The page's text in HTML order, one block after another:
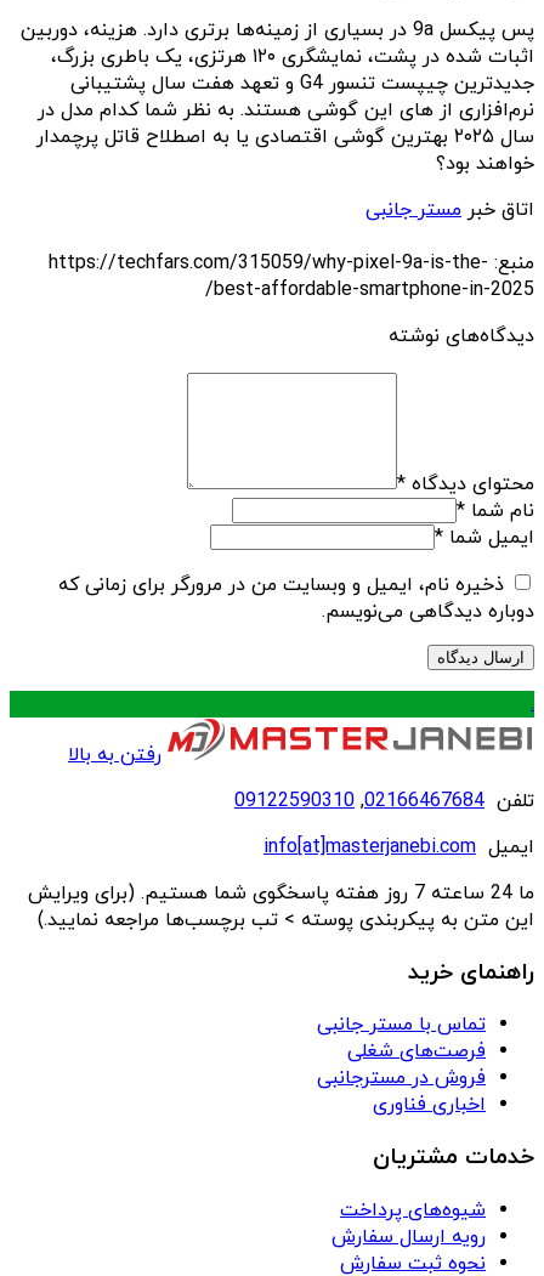
پس پیکسل 9a در بسیاری از زمینه‌ها برتری دارد. هزینه، دوربین
اثبات شده در پشت، نمایشگری ۱۲۰ هرتزی، یک باطری بزرگ،
جدیدترین چیپست تنسور G4 و تعهد هفت سال پشتیبانی
نرم‌افزاری از ‌های این گوشی هستند. به نظر شما کدام مدل در
سال ۲۰۲۵ بهترین گوشی اقتصادی یا به اصطلاح قاتل پرچمدار
خواهند بود؟
اتاق خبر مستر جانبی
منبع: https://techfars.com/315059/why-pixel-9a-is-the-
best-affordable-smartphone-in-2025/
دیدگاه‌های نوشته
محتوای دیدگاه *
نام شما *
ایمیل شما *
ذخیره نام، ایمیل و وبسایت من در مرورگر برای زمانی که
دوباره دیدگاهی می‌نویسم.
.
رفتن به بالا
تلفن 02166467684
,
09122590310
ایمیل info[at]masterjanebi.com
ما 24 ساعته 7 روز هفته پاسخگوی شما هستیم. (برای ویرایش
این متن به پیکربندی پوسته > تب برچسب‌ها مراجعه نمایید.)
راهنمای خرید
تماس با مستر جانبی
فرصت‌های شغلی
فروش در مسترجانبی
اخباری فناوری
خدمات مشتریان
شیوه‌های پرداخت
رویه ارسال سفارش
نحوه ثبت سفارش